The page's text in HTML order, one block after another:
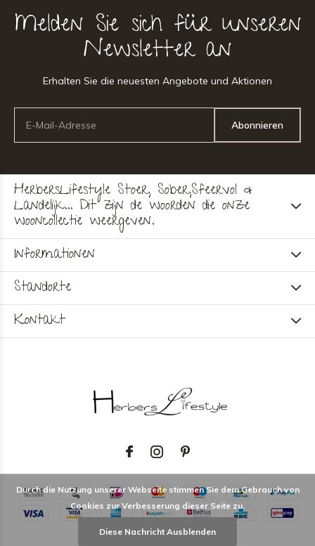
Melden Sie sich für unseren
Newsletter an
Erhalten Sie die neuesten Angebote und Aktionen
Abonnieren
HerbersLifestyle Stoer, Sober,Sfeervol &
Landelijk... Dit zijn de woorden die onze
wooncollectie weergeven.
Informationen
Standorte
Kontakt
Durch die Nutzung unserer Webseite stimmen Sie dem Gebrauch von
Cookies zur Verbesserung dieser Seite zu.
Diese Nachricht Ausblenden